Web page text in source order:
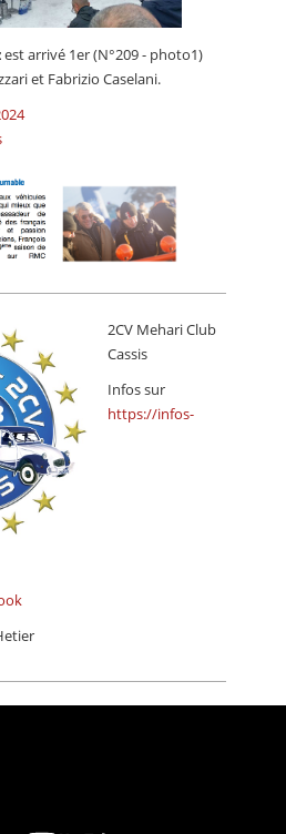
est arrivé 1er (N°209 - photo1)
et Fabrizio Caselani.
2CV Mehari Club
Cassis
Infos sur
https://infos-